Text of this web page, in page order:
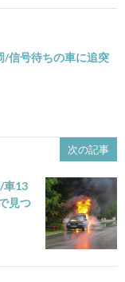
/信号待ちの車に追突
次の記事
車13
見つ